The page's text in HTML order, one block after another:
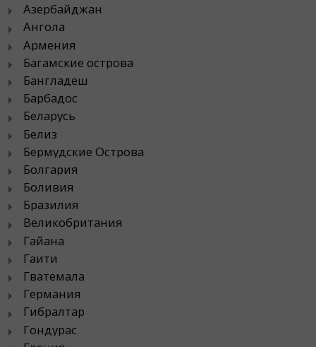
Азербайджан
Ангола
Армения
Багамские острова
Бангладеш
Барбадос
Беларусь
Белиз
Бермудские Острова
Болгария
Боливия
Бразилия
Великобритания
Гайана
Гаити
Гватемала
Германия
Гибралтар
Гондурас